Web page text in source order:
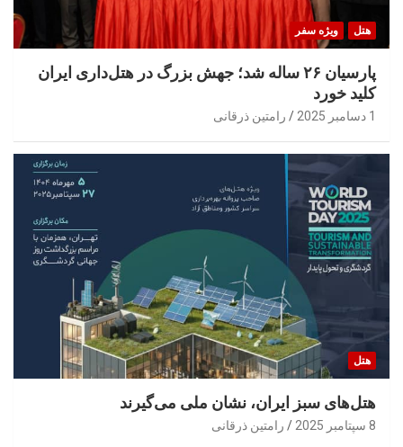
هتل ویژه سفر
پارسیان ۲۶ ساله شد؛ جهش بزرگ در هتل‌داری ایران
کلید خورد
1 دسامبر 2025 رامتین ذرقانی
هتل
هتل‌های سبز ایران، نشان ملی می‌گیرند
8 سپتامبر 2025 رامتین ذرقانی